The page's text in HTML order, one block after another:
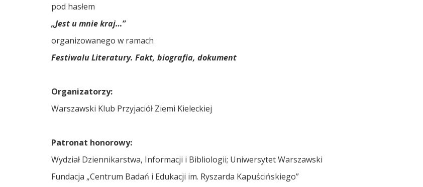
pod hasłem
„Jest u mnie kraj…”
organizowanego w ramach
Festiwalu Literatury. Fakt, biografia, dokument
Organizatorzy:
Warszawski Klub Przyjaciół Ziemi Kieleckiej
Patronat honorowy:
Wydział Dziennikarstwa, Informacji i Bibliologii; Uniwersytet Warszawski
Fundacja „Centrum Badań i Edukacji im. Ryszarda Kapuścińskiego”